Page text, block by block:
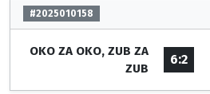
#2025010158
OKO ZA OKO, ZUB ZA
ZUB
6:2